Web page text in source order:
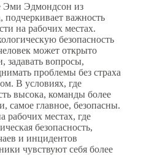
Эми Эдмондсон из
подчеркивает важность
на рабочих местах.
безопасность
может открыто
задавать вопросы,
проблемы без страха
В условиях, где
высока, команды более
самое главное, безопасны.
рабочих местах, где
безопасность,
и инцидентов
чувствуют себя более